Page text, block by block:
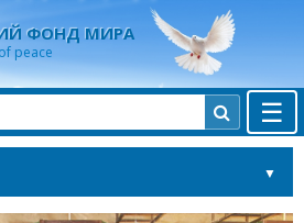
ФОНД МИРА
peace
☰
